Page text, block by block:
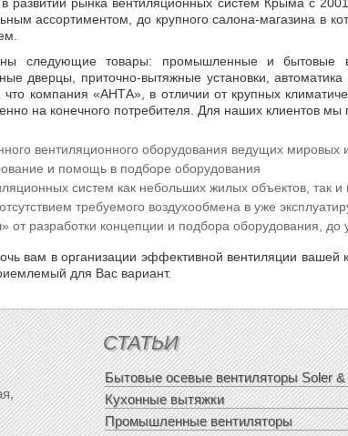
ассортиментом, до крупного салона-магазина в
следующие товары: промышленные и бытовые
дверцы, приточно-вытяжные установки,
компания «АНТА», в отличии от крупных
на конечного потребителя. Для наших клиентов
вентиляционного оборудования ведущих мировых
и помощь в подборе оборудования
систем как небольших жилых объектов, так
требуемого воздухообмена в уже
от разработки концепции и подбора оборудования, до
вам в организации эффективной вентиляции
для Вас вариант.
СТАТЬИ
Бытовые осевые вентиляторы Soler &
Кухонные вытяжки
Промышленные вентиляторы